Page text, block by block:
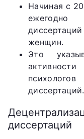
Начиная с
ежегодно
женщин.
Это
диссертаций.
диссертаций